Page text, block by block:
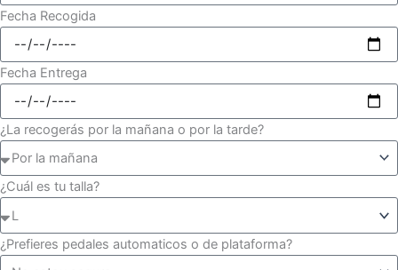
Fecha Recogida
Fecha Entrega
¿La recogerás por la mañana o por la tarde?
¿Cuál es tu talla?
¿Prefieres pedales automaticos o de plataforma?